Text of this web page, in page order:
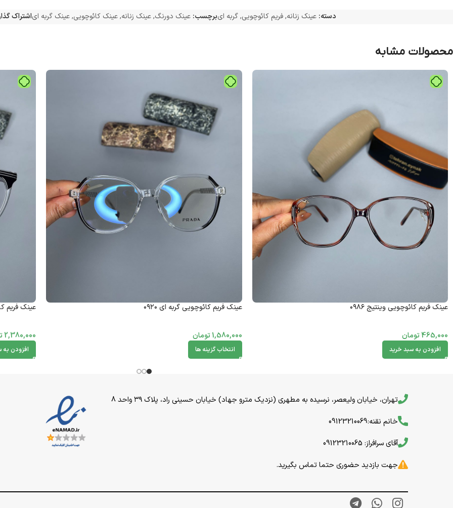
دسته: عینک زنانه, فریم کائوچویی, گربه ایبرچسب: عینک دورنگ, عینک زنانه, عینک کائوچویی, عینک گربه ایاشتراک
محصولات مشابه
عینک فریم کائوچویی وینتیج ۰۹۸۶
465,000تومان
افزودن به سبد خرید
عینک فریم کائوچویی گربه ای ۰۹۲۰
1,580,000تومان
انتخاب گزینه ها
عینک فریم
2,380,000
افزودن به
تهران، خیابان ولیعصر، نرسیده به مطهری (نزدیک مترو جهاد) خیابان حسینی راد، پلاک ۳۹ واحد 8
خانم نقنه:09123210069
آقای سرافراز: 09123210065
جهت بازدید حضوری حتما تماس بگیرید.